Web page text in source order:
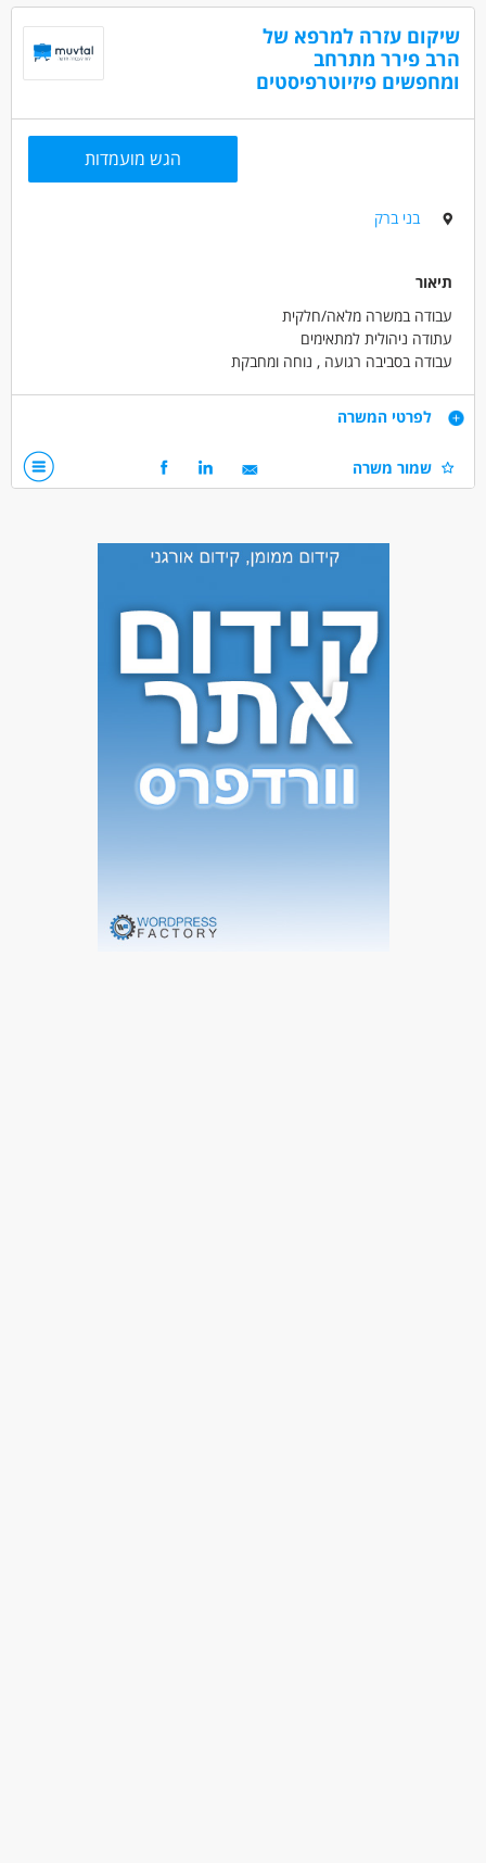
דרושים בתחום
רפואה /רפואה אלטרנטיבית - ריפוי בעיסוק
שיקום עזרה למרפא של
הרב פירר מתרחב
ומחפשים פיזיוטרפיסטים
הגש מועמדות
בני ברק
תיאור
עבודה במשרה מלאה/חלקית
עתודה ניהולית למתאימים
עבודה בסביבה רגועה , נוחה ומחבקת
דרישות
עבודה בשיקום נירולוגי/אורטופדי-יתרון משמעותי
דרושים בתחום
מאפייני משרה
המגזר החרדי
דוברי שפות
גמלאים /פנסיונרים
ללא עבר פלילי
לפרטי המשרה
שמור משרה